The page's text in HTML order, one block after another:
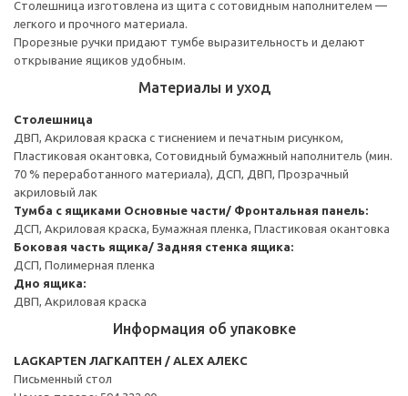
Столешница изготовлена из щита с сотовидным наполнителем —
легкого и прочного материала.
Прорезные ручки придают тумбе выразительность и делают
открывание ящиков удобным.
Материалы и уход
Столешница
ДВП, Акриловая краска с тиснением и печатным рисунком,
Пластиковая окантовка, Сотовидный бумажный наполнитель (мин.
70 % переработанного материала), ДСП, ДВП, Прозрачный
акриловый лак
Тумба с ящиками Основные части/ Фронтальная панель:
ДСП, Акриловая краска, Бумажная пленка, Пластиковая окантовка
Боковая часть ящика/ Задняя стенка ящика:
ДСП, Полимерная пленка
Дно ящика:
ДВП, Акриловая краска
Информация об упаковке
LAGKAPTEN ЛАГКАПТЕН / ALEX АЛЕКС
Письменный стол